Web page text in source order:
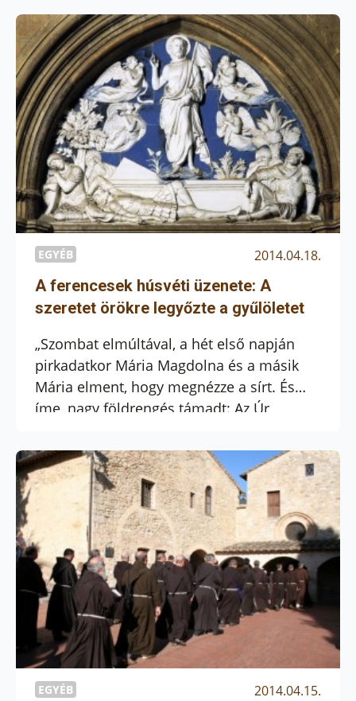
felkészülésre és visszatekintésre szánják,
majd megtárgyalják a javaslatokat, és
várhatóan péntek délután és szombat
délelőtt zajlanak a választások, vagyis a
tisztújítás.
EGYÉB 2014.04.18.
A ferencesek húsvéti üzenete: A
szeretet örökre legyőzte a gyűlöletet
„Szombat elmúltával, a hét első napján
pirkadatkor Mária Magdolna és a másik
Mária elment, hogy megnézze a sírt. És
íme, nagy földrengés támadt: Az Úr
elhengerítette a követ és ráült.” Mt 28.1
-10.
EGYÉB 2014.04.15.